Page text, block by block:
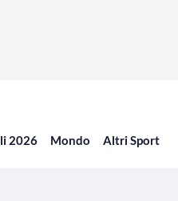
2026 Mondo Altri Sport